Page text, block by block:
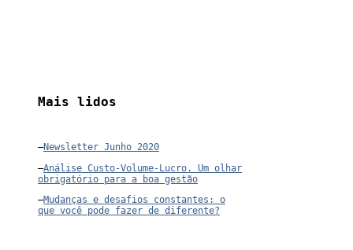
Mais lidos
–Newsletter Junho 2020
–Análise Custo-Volume-Lucro. Um olhar
obrigatório para a boa gestão
–Mudanças e desafios constantes: o
que você pode fazer de diferente?